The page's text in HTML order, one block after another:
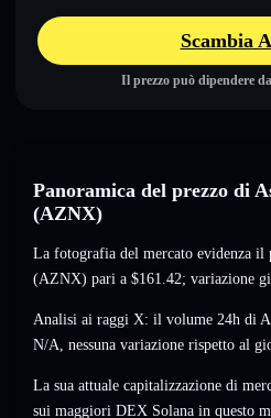
Scambia
Il prezzo può dipendere
Panoramica del prezzo di
(AZNX)
La fotografia del mercato evidenza il
(AZNX) pari a $161.42; variazione
Analisi ai raggi X: il volume 24h di
N/A, nessuna variazione rispetto al
La sua attuale capitalizzazione di
sui maggiori DEX Solana in questo